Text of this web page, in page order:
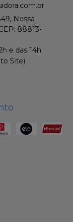
Nossa
88813-
e das 14h
Site)